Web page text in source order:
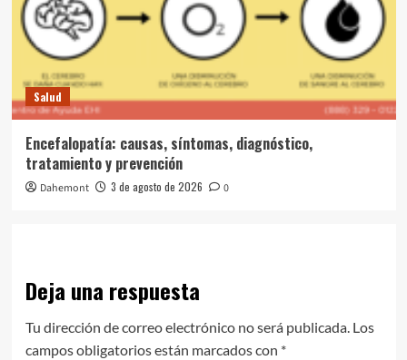
Salud
Encefalopatía: causas, síntomas, diagnóstico,
tratamiento y prevención
Dahemont 3 de agosto de 2026 0
Deja una respuesta
Tu dirección de correo electrónico no será publicada. Los
campos obligatorios están marcados con *